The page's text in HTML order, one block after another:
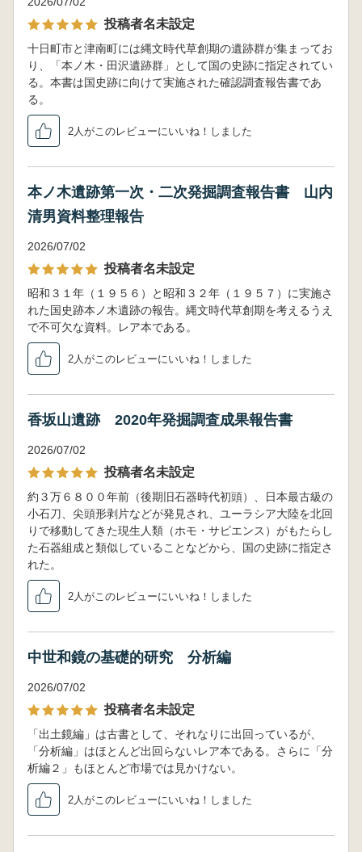
投稿者名未設定
十日町市と津南町には縄文時代草創期の遺跡群が集まってお
り、「本ノ木・田沢遺跡群」として国の史跡に指定されてい
る。本書は国史跡に向けて実施された確認調査報告書であ
る。
2人がこのレビューにいいね！しました
本ノ木遺跡第一次・二次発掘調査報告書 山内
清男資料整理報告
2026/07/02
投稿者名未設定
昭和３１年（１９５６）と昭和３２年（１９５７）に実施さ
れた国史跡本ノ木遺跡の報告。縄文時代草創期を考えるうえ
で不可欠な資料。レア本である。
2人がこのレビューにいいね！しました
香坂山遺跡 2020年発掘調査成果報告書
2026/07/02
投稿者名未設定
約３万６８００年前（後期旧石器時代初頭）、日本最古級の
小石刀、尖頭形剥片などが発見され、ユーラシア大陸を北回
りで移動してきた現生人類（ホモ・サピエンス）がもたらし
た石器組成と類似していることなどから、国の史跡に指定さ
れた。
2人がこのレビューにいいね！しました
中世和鏡の基礎的研究 分析編
2026/07/02
投稿者名未設定
「出土鏡編」は古書として、それなりに出回っているが、
「分析編」はほとんど出回らないレア本である。さらに「分
析編２」もほとんど市場では見かけない。
2人がこのレビューにいいね！しました